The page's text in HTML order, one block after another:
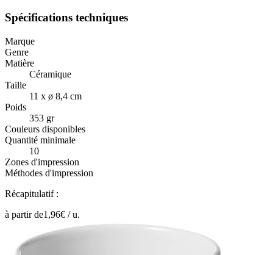
Spécifications techniques
Marque
Genre
Matière
Céramique
Taille
11 x ø 8,4 cm
Poids
353 gr
Couleurs disponibles
Quantité minimale
10
Zones d'impression
Méthodes d'impression
Récapitulatif :
à partir de1,96€ /u.